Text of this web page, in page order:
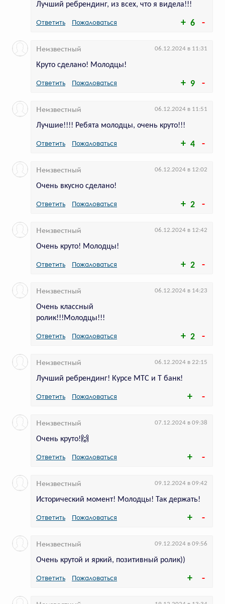
6
Лучший ребрендинг, из всех, что я видела!!!
Ответить Пожаловаться
9
Круто сделано! Молодцы!
Неизвестный 06.12.2024 в 11:31
Ответить Пожаловаться
4
Лучшие!!!! Ребята молодцы, очень круто!!!
Неизвестный 06.12.2024 в 11:51
Ответить Пожаловаться
2
Очень вкусно сделано!
Неизвестный 06.12.2024 в 12:02
Ответить Пожаловаться
2
Очень круто! Молодцы!
Неизвестный 06.12.2024 в 12:42
Ответить Пожаловаться
2
Очень классный
ролик!!!Молодцы!!!
Неизвестный 06.12.2024 в 14:23
Ответить Пожаловаться
Лучший ребрендинг! Курсе МТС и Т банк!
Неизвестный 06.12.2024 в 22:15
Ответить Пожаловаться
Очень круто!🙌
Неизвестный 07.12.2024 в 09:38
Ответить Пожаловаться
Исторический момент! Молодцы! Так держать!
Неизвестный 09.12.2024 в 09:42
Ответить Пожаловаться
Очень крутой и яркий, позитивный ролик))
Неизвестный 09.12.2024 в 09:56
Ответить Пожаловаться
«Брусника» и «Восход» рассказали
ролике
голоса
В этот Новый год T2 говорит
всем «Хватит»
В видео обыграли провокационное
голосов
МТС предложил смотреть,
в NUUM
с большой аудиторией
«Брусника» и «Восход»
байкера